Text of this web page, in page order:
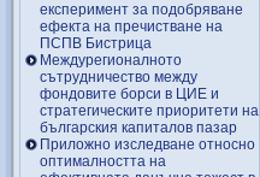
експеримент за подобряване
ефекта на пречистване на
ПСПВ Бистрица
Междурегионалното
сътрудничество между
фондовите борси в ЦИЕ и
стратегическите приоритети на
българския капиталов пазар
Приложно изследване относно
оптималността на